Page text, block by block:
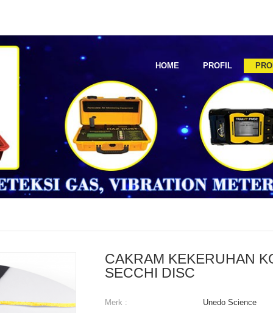
HOME PROFIL
CAKRAM KEKERUHAN
SECCHI DISC
Merk :
Unedo Science